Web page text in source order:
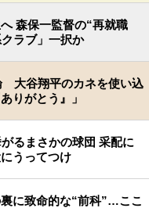
森保一監督の“再就職
ラブ」一択か
大谷翔平のカネを使い込
りがとう』」
るまさかの球団 采配に
うってつけ
に致命的な“前科”…ここ